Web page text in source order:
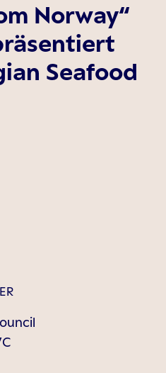
Norway“
Seafood